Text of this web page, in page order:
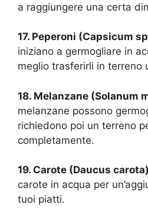
a raggiungere una certa
17. Peperoni (Capsicum
iniziano a germogliare in
meglio trasferirli in terreno
18. Melanzane (Solanum
melanzane possono
richiedono poi un terreno
completamente.
19. Carote (Daucus carota)
carote in acqua per
tuoi piatti.